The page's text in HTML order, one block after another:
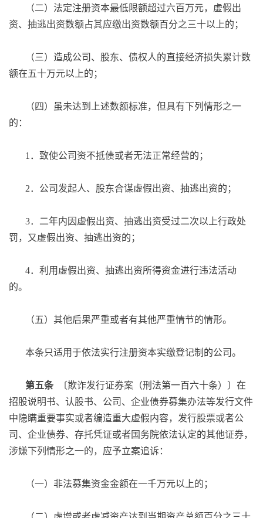
（二）法定注册资本最低限额超过六百万元，虚假出
资、抽逃出资数额占其应缴出资数额百分之三十以上的；
（三）造成公司、股东、债权人的直接经济损失累计数
额在五十万元以上的；
（四）虽未达到上述数额标准，但具有下列情形之一
的：
1．致使公司资不抵债或者无法正常经营的；
2．公司发起人、股东合谋虚假出资、抽逃出资的；
3．二年内因虚假出资、抽逃出资受过二次以上行政处
罚，又虚假出资、抽逃出资的；
4．利用虚假出资、抽逃出资所得资金进行违法活动
的。
（五）其他后果严重或者有其他严重情节的情形。
本条只适用于依法实行注册资本实缴登记制的公司。
第五条
〔欺诈发行证券案（刑法第一百六十条）〕在
招股说明书、认股书、公司、企业债券募集办法等发行文件
中隐瞒重要事实或者编造重大虚假内容，发行股票或者公
司、企业债券、存托凭证或者国务院依法认定的其他证券，
涉嫌下列情形之一的，应予立案追诉：
（一）非法募集资金金额在一千万元以上的；